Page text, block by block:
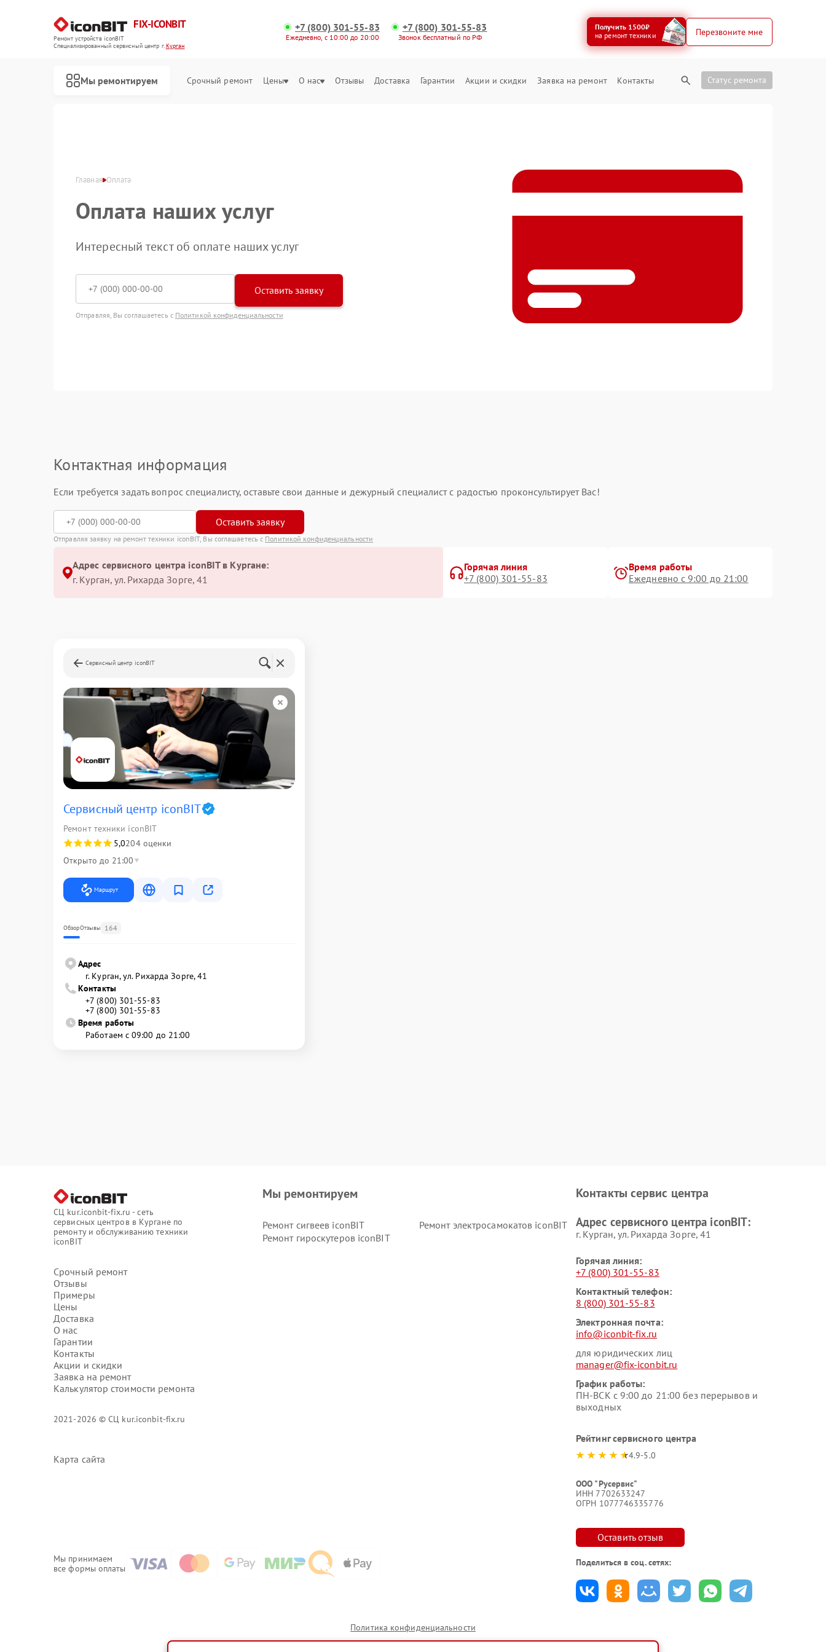
FIX-ICONBIT
Ремонт устройств iconBIT
Специализированный cервисный центр г.Курган
+7 (800) 301-55-83
Ежедневно, с 10:00 до 20:00
+7 (800) 301-55-83
Звонок бесплатный по РФ
Получить 1500₽
на ремонт техники
Перезвоните мне
Мы ремонтируем Срочный ремонт Цены О нас Отзывы Доставка Гарантии Акции и скидки Заявка на ремонт Контакты Статус ремонта
Главная Оплата
Оплата наших услуг
Интересный текст об оплате наших услуг
Оставить заявку
Отправляя, Вы соглашаетесь с Политикой конфиденциальности
Контактная информация
Если требуется задать вопрос специалисту, оставьте свои данные и дежурный специалист с радостью проконсультирует Вас!
Оставить заявку
Отправляя заявку на ремонт техники iconBIT, Вы соглашаетесь с Политикой конфиденциальности
Адрес сервисного центра iconBIT в Кургане:
г. Курган, ул. Рихарда Зорге, 41
Горячая линия
+7 (800) 301-55-83
Время работы
Ежедневно с 9:00 до 21:00
Сервисный центр iconBIT
Сервисный центр iconBIT
Ремонт техники iconBIT
5,0204 оценки
Открыто до 21:00
Маршрут
ОбзорОтзывы 164
Адрес
г. Курган, ул. Рихарда Зорге, 41
Контакты
+7 (800) 301-55-83
+7 (800) 301-55-83
Время работы
Работаем с 09:00 до 21:00
СЦ kur.iconbit-fix.ru - сеть
сервисных центров в Кургане по
ремонту и обслуживанию техники
iconBIT
Срочный ремонт
Отзывы
Примеры
Цены
Доставка
О нас
Гарантии
Контакты
Акции и скидки
Заявка на ремонт
Калькулятор стоимости ремонта
2021-2026 © СЦ kur.iconbit-fix.ru
Карта сайта
Мы принимаем
все формы оплаты
Мы ремонтируем
Ремонт сигвеев iconBIT
Ремонт электросамокатов iconBIT
Ремонт гироскутеров iconBIT
Контакты сервис центра
Адрес сервисного центра iconBIT:
г. Курган, ул. Рихарда Зорге, 41
Горячая линия:
+7 (800) 301-55-83
Контактный телефон:
8 (800) 301-55-83
Электронная почта:
info@iconbit-fix.ru
для юридических лиц
manager@fix-iconbit.ru
График работы:
ПН-ВСК с 9:00 до 21:00 без перерывов и
выходных
Рейтинг сервисного центра
4.9-5.0
ООО "Русервис"
ИНН 7702633247
ОГРН 1077746335776
Оставить отзыв
Поделиться в соц. сетях:
Политика конфиденциальности